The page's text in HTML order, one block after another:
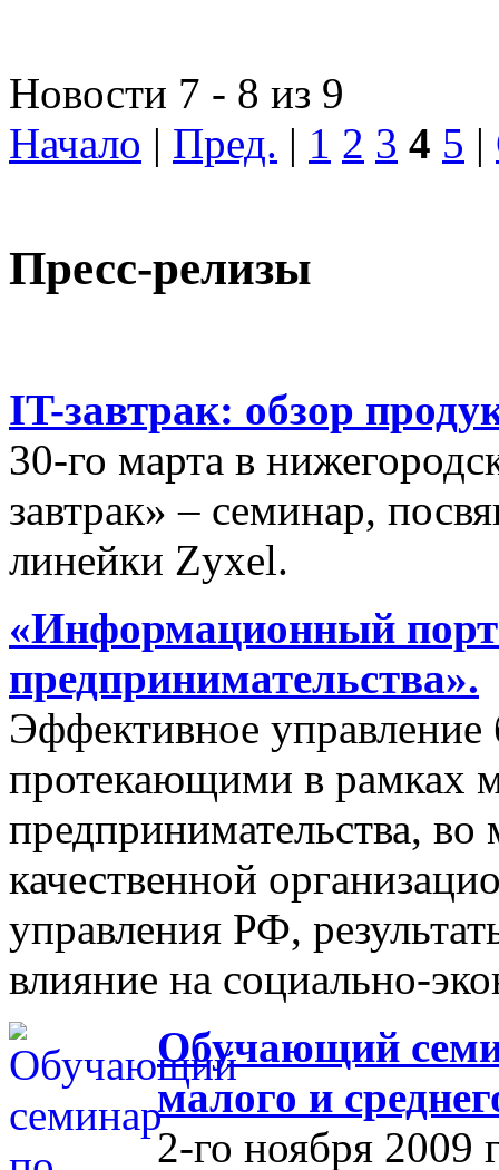
Новости 7 - 8 из 9
Начало | Пред. | 1 2 3 4 5 |
Пресс-релизы
IT-завтрак: обзор
30-го марта в
завтрак» – семинар,
линейки Zyxel.
«Информационный
предпринимательства».
Эффективное управление
протекающими в рамках
предпринимательства,
качественной
управления РФ,
влияние на социально-
Обучающий
малого и
2-го ноября 2009